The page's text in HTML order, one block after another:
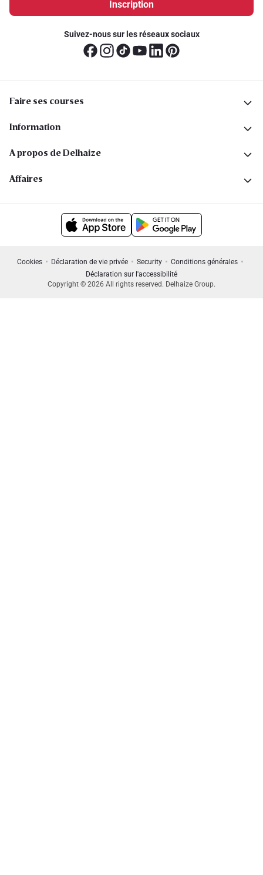
Inscription
Suivez-nous sur les réseaux sociaux
Faire ses courses
Information
A propos de Delhaize
Affaires
Cookies Déclaration de vie privée Security
Conditions générales
Déclaration sur l'accessibilité
Copyright © 2026 All rights reserved. Delhaize Group.